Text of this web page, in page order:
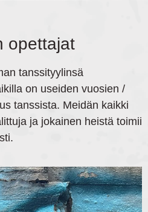
opettajat
tanssityylinsä
on useiden vuosien /
tanssista. Meidän kaikki
ja jokainen heistä toimii